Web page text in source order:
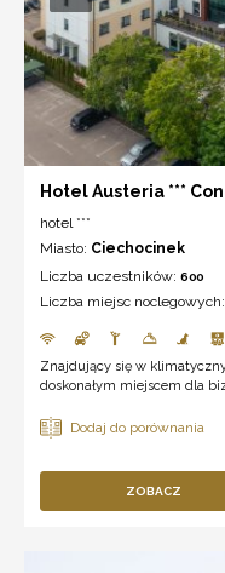
Hotel Austeria ***
hotel ***
Miasto: Ciechocinek
Liczba uczestników: 600
Liczba miejsc noclegowych:
Znajdujący się w
doskonałym miejscem dla
ZOBACZ